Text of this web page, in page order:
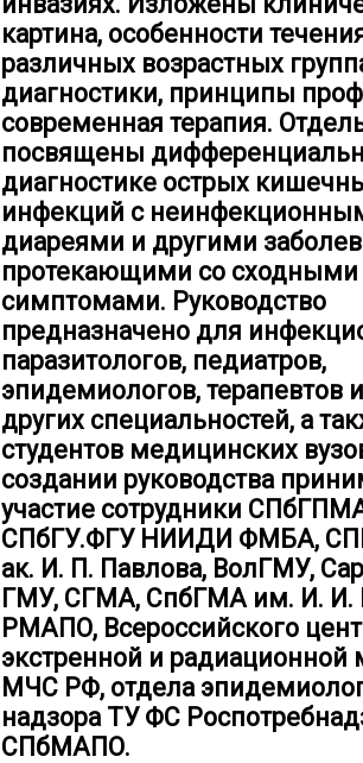
картина, особенности
различных возрастных
диагностики, принципы
современная терапия.
посвящены
диагностике острых
инфекций с
диареями и другими
протекающими со сходными
симптомами. Руководство
предназначено для
паразитологов, педиатров,
эпидемиологов, терапевтов
других специальностей, а
студентов медицинских
создании руководства
участие сотрудники
СПбГУ.ФГУ НИИДИ ФМБА,
ак. И. П. Павлова, ВолГМУ,
ГМУ, СГМА, СпбГМА им. И. И.
РМАПО, Всероссийского
экстренной и
МЧС РФ, отдела
надзора ТУ ФС
СПбМАПО.